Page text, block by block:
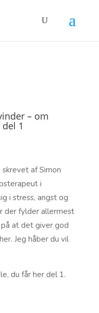
– om
1
af Simon
i
i stress, angst og
der fylder allermest
på at det giver god
Jeg håber du vil
du får her del 1.